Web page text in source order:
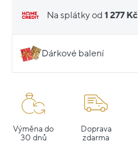
Na splátky od 1 277 Kč
Dárkové balení
Výměna do
30 dnů
Doprava
zdarma